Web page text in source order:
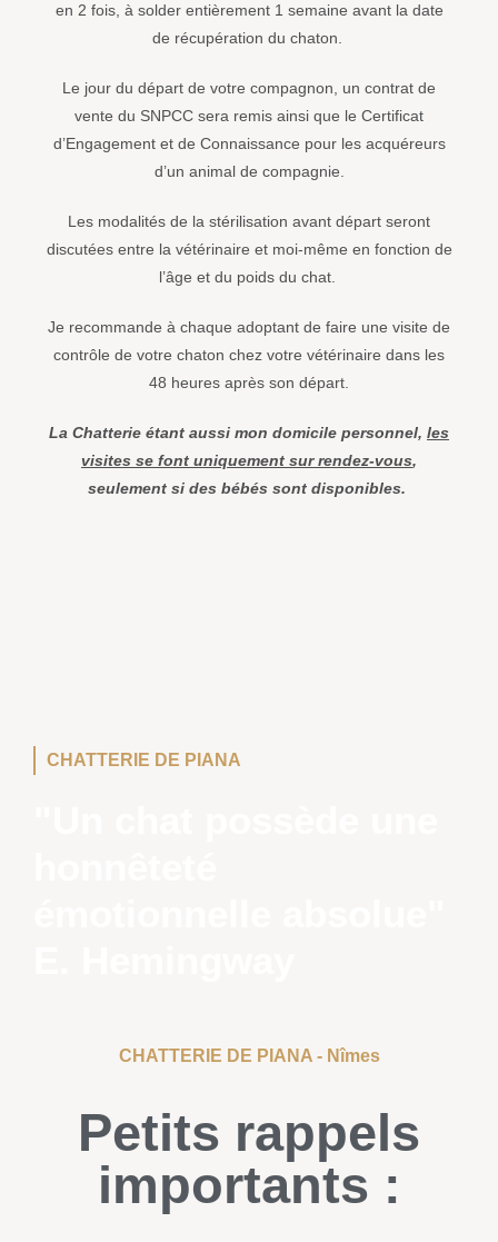
en 2 fois, à solder entièrement 1 semaine avant la date
de récupération du chaton.
Le jour du départ de votre compagnon, un contrat de
vente du SNPCC sera remis ainsi que le Certificat
d’Engagement et de Connaissance pour les acquéreurs
d’un animal de compagnie.
Les modalités de la stérilisation avant départ seront
discutées entre la vétérinaire et moi-même en fonction de
l’âge et du poids du chat.
Je recommande à chaque adoptant de faire une visite de
contrôle de votre chaton chez votre vétérinaire dans les
48 heures après son départ.
La Chatterie étant aussi mon domicile personnel, les
visites se font uniquement sur rendez-vous,
seulement si des bébés sont disponibles.
CHATTERIE DE PIANA
CHATTERIE DE PIANA - Nîmes
Petits rappels
importants :